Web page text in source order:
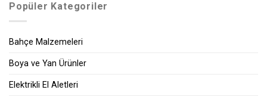
Popüler Kategoriler
Bahçe Malzemeleri
Boya ve Yan Ürünler
Elektrikli El Aletleri